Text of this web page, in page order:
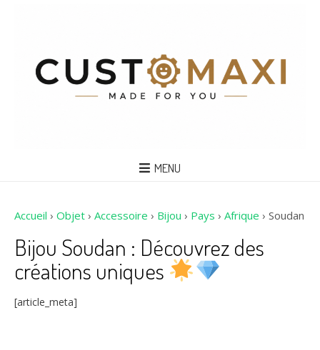
MENU
Accueil › Objet › Accessoire › Bijou › Pays › Afrique › Soudan
Bijou Soudan : Découvrez des
créations uniques
[article_meta]